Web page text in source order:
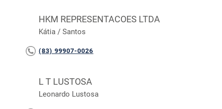
HKM REPRESENTACOES LTDA
Kátia / Santos
(83) 99907-0026
L T LUSTOSA
Leonardo Lustosa